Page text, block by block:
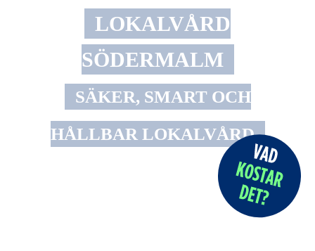
LOKALVÅRD
SÖDERMALM
SÄKER, SMART OCH
HÅLLBAR LOKALVÅRD